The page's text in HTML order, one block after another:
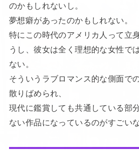
のかもしれないし。
夢想癖があったのかもしれない。
特にこの時代のアメリカ人って立
うし、彼女は全く理想的な女性で
ない。
そういうラブロマンス的な側面で
散りばめられ、
現代に鑑賞しても共通している部
ない作品になっているのがすごいな